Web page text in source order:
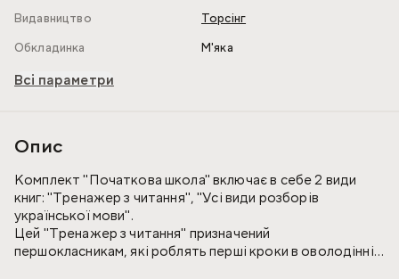
Видавництво
Торсінг
Обкладинка
М'яка
Всі параметри
Опис
Комплект "Початкова школа" включає в себе 2 види
книг: "Тренажер з читання", "Усі види розборів
української мови".
Цей "Тренажер з читання" призначений
першокласникам, які роблять перші кроки в оволодінні